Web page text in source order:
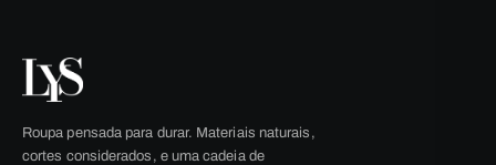
Roupa pensada para durar. Materiais naturais,
cortes considerados, e uma cadeia de